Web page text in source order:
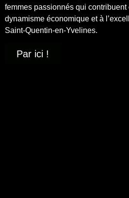
femmes passionnés qui contribuent
dynamisme économique et à
Saint-Quentin-en-Yvelines.
Par ici !